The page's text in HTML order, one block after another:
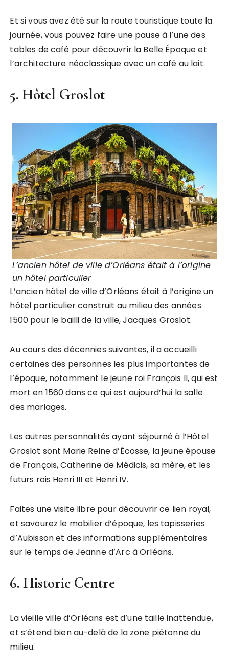
Et si vous avez été sur la route touristique toute la
journée, vous pouvez faire une pause à l’une des
tables de café pour découvrir la Belle Époque et
l’architecture néoclassique avec un café au lait.
5. Hôtel Groslot
L’ancien hôtel de ville d’Orléans était à l’origine
un hôtel particulier
L’ancien hôtel de ville d’Orléans était à l’origine un
hôtel particulier construit au milieu des années
1500 pour le bailli de la ville, Jacques Groslot.
Au cours des décennies suivantes, il a accueilli
certaines des personnes les plus importantes de
l’époque, notamment le jeune roi François II, qui est
mort en 1560 dans ce qui est aujourd’hui la salle
des mariages.
Les autres personnalités ayant séjourné à l’Hôtel
Groslot sont Marie Reine d’Écosse, la jeune épouse
de François, Catherine de Médicis, sa mère, et les
futurs rois Henri III et Henri IV.
Faites une visite libre pour découvrir ce lien royal,
et savourez le mobilier d’époque, les tapisseries
d’Aubisson et des informations supplémentaires
sur le temps de Jeanne d’Arc à Orléans.
6. Historic Centre
La vieille ville d’Orléans est d’une taille inattendue,
et s’étend bien au-delà de la zone piétonne du
milieu.